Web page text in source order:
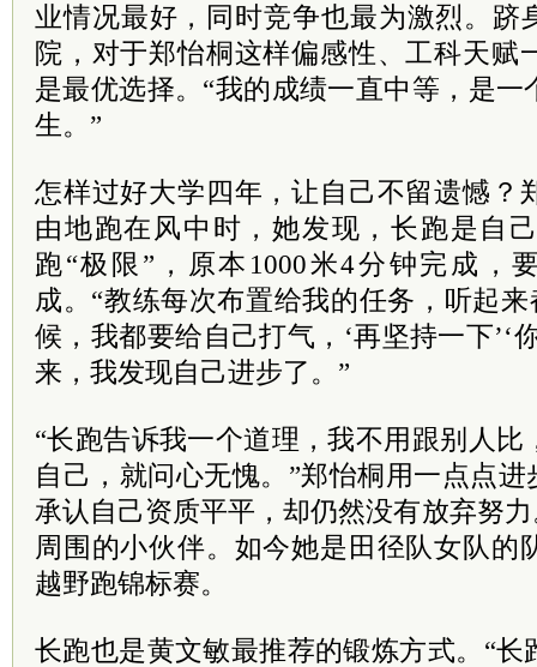
业情况最好，同时竞争也最为激烈。跻
院，对于郑怡桐这样偏感性、工科天赋
是最优选择。“我的成绩一直中等，是
生。”
怎样过好大学四年，让自己不留遗憾？
由地跑在风中时，她发现，长跑是自
跑“极限”，原本1000米4分钟完成，
成。“教练每次布置给我的任务，听起来
候，我都要给自己打气，‘再坚持一下’‘
来，我发现自己进步了。”
“长跑告诉我一个道理，我不用跟别人
自己，就问心无愧。”郑怡桐用一点点进
承认自己资质平平，却仍然没有放弃努
周围的小伙伴。如今她是田径队女队的
越野跑锦标赛。
长跑也是黄文敏最推荐的锻炼方式。“